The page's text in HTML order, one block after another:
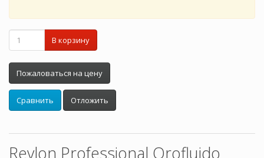
В корзину
Пожаловаться на цену
Сравнить Отложить
Revlon Professional Orofluido